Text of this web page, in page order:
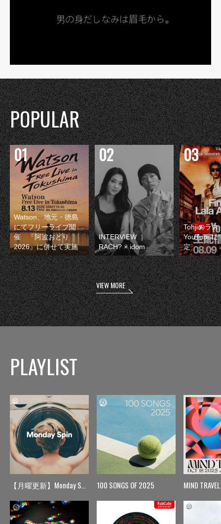
POPULAR
Watson、地元・徳島
にてフリーライブ開
催 『阿波おどり
2026』に併せて実施
INTERVIEW ｜
RACH? × idom
Tohjiのラス
YouTubeに
定
VIEW MORE
PLAYLIST
【月曜更新】Monday Spin 100 SONGS OF 2025 MIND TRAVEL